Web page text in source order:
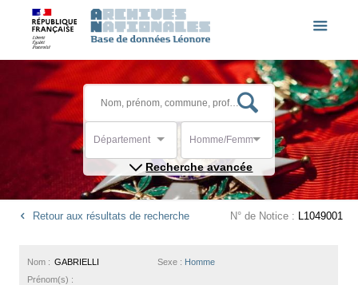
Département Homme/Femme
Recherche avancée
Retour aux résultats de recherche N° de Notice : L1049001
Sexe : Homme
Nom : GABRIELLI
Prénom(s) :